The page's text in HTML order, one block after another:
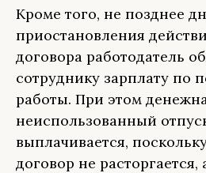
Кроме того, не позднее
приостановления
договора работодатель
сотруднику зарплату по
работы. При этом
неиспользованный
выплачивается,
договор не расторгается,